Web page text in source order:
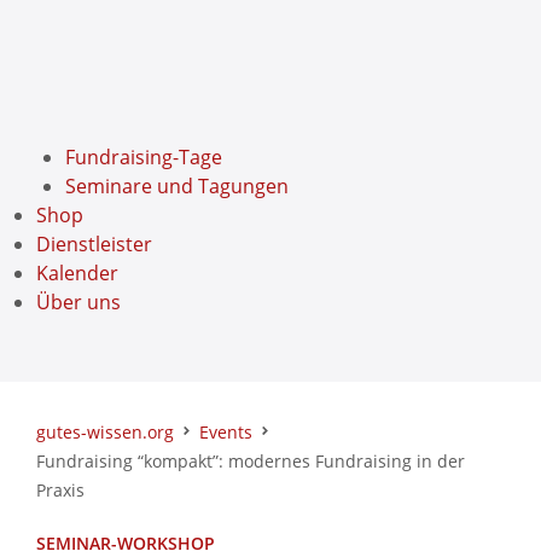
Fundraising-Tage
Seminare und Tagungen
Shop
Dienstleister
Kalender
Über uns
gutes-wissen.org
Events
Fundraising “kompakt”: modernes Fundraising in der
Praxis
SEMINAR-WORKSHOP